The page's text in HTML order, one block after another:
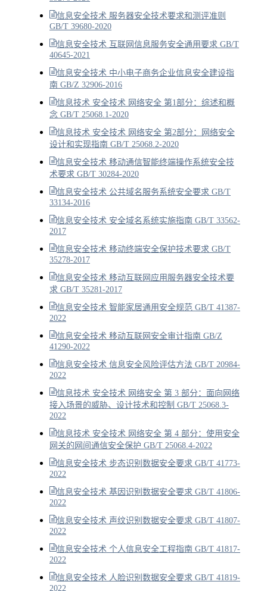
信息安全技术 服务器安全技术要求和测评准则
GB/T 39680-2020
信息安全技术 互联网信息服务安全通用要求 GB/T
40645-2021
信息安全技术 中小电子商务企业信息安全建设指
南 GB/Z 32906-2016
信息技术 安全技术 网络安全 第1部分：综述和概
念 GB/T 25068.1-2020
信息技术 安全技术 网络安全 第2部分：网络安全
设计和实现指南 GB/T 25068.2-2020
信息安全技术 移动通信智能终端操作系统安全技
术要求 GB/T 30284-2020
信息安全技术 公共域名服务系统安全要求 GB/T
33134-2016
信息安全技术 安全域名系统实施指南 GB/T 33562-
2017
信息安全技术 移动终端安全保护技术要求 GB/T
35278-2017
信息安全技术 移动互联网应用服务器安全技术要
求 GB/T 35281-2017
信息安全技术 智能家居通用安全规范 GB/T 41387-
2022
信息安全技术 移动互联网安全审计指南 GB/Z
41290-2022
信息安全技术 信息安全风险评估方法 GB/T 20984-
2022
信息技术 安全技术 网络安全 第 3 部分：面向网络
接入场景的威胁、设计技术和控制 GB/T 25068.3-
2022
信息技术 安全技术 网络安全 第 4 部分：使用安全
网关的网间通信安全保护 GB/T 25068.4-2022
信息安全技术 步态识别数据安全要求 GB/T 41773-
2022
信息安全技术 基因识别数据安全要求 GB/T 41806-
2022
信息安全技术 声纹识别数据安全要求 GB/T 41807-
2022
信息安全技术 个人信息安全工程指南 GB/T 41817-
2022
信息安全技术 人脸识别数据安全要求 GB/T 41819-
2022